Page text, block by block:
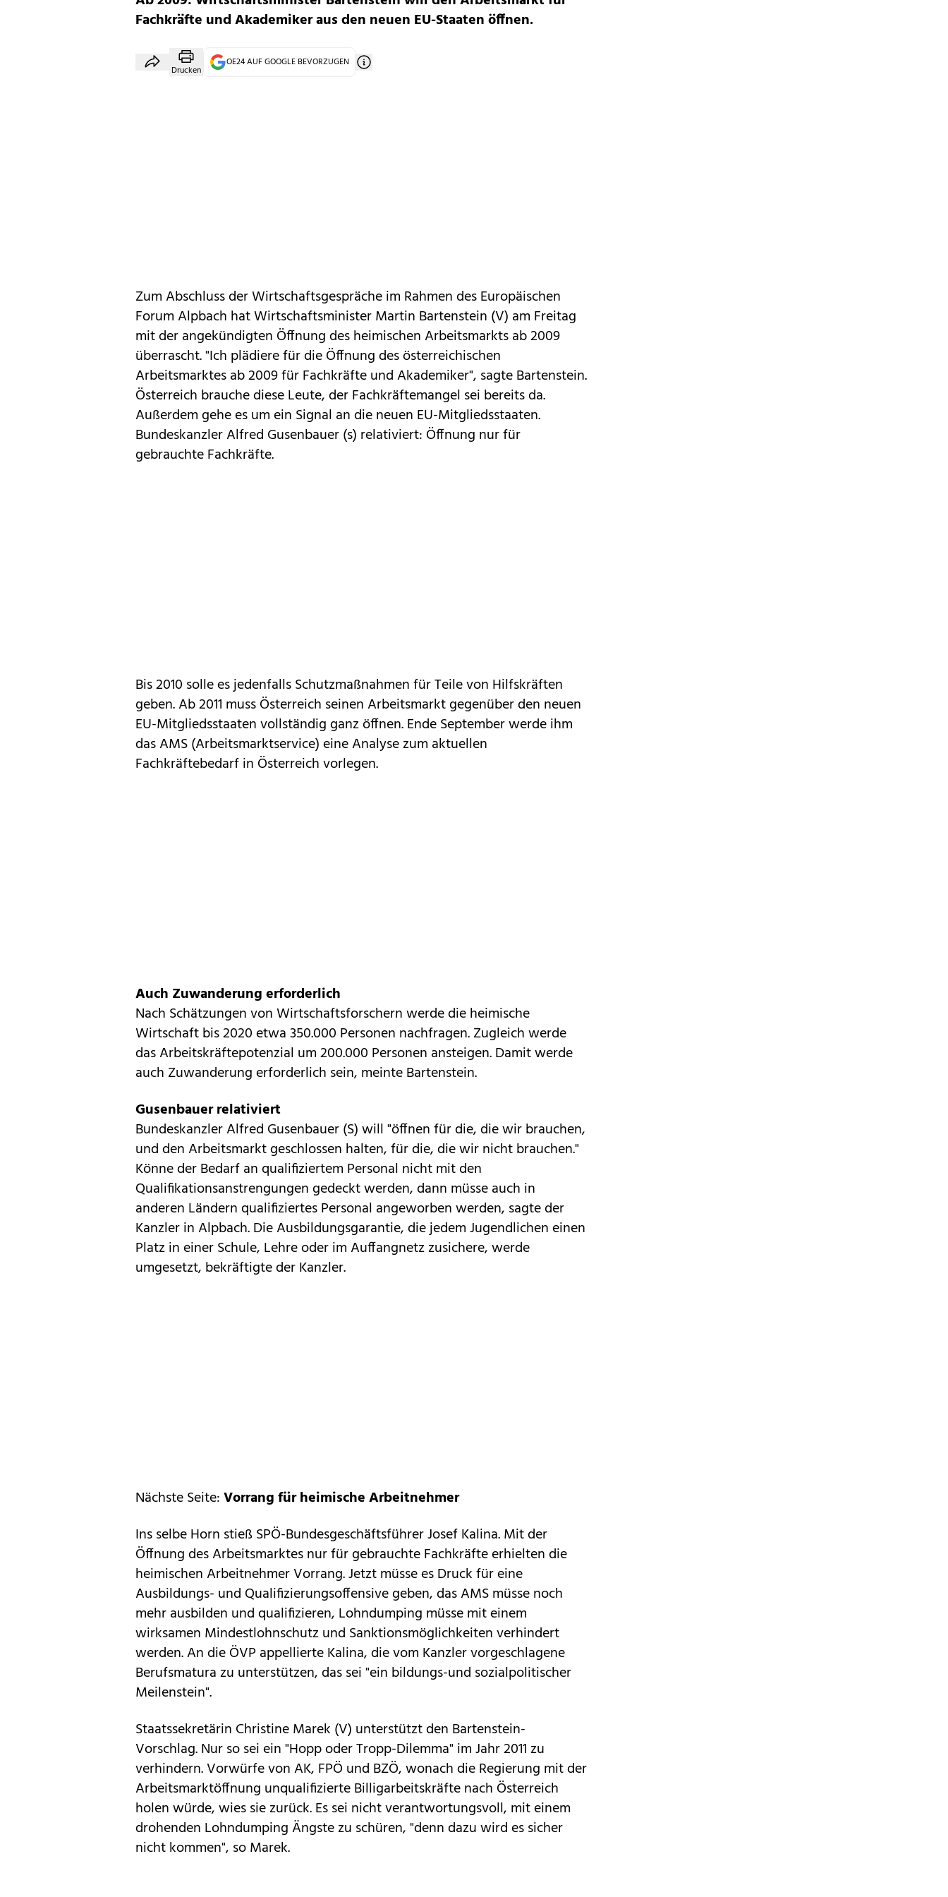
Fachkräfte und Akademiker aus den neuen EU-Staaten öffnen.
Drucken
OE24 AUF GOOGLE BEVORZUGEN
Zum Abschluss der Wirtschaftsgespräche im Rahmen des Europäischen
Forum Alpbach hat Wirtschaftsminister Martin Bartenstein (V) am Freitag
mit der angekündigten Öffnung des heimischen Arbeitsmarkts ab 2009
überrascht. "Ich plädiere für die Öffnung des österreichischen
Arbeitsmarktes ab 2009 für Fachkräfte und Akademiker", sagte Bartenstein.
Österreich brauche diese Leute, der Fachkräftemangel sei bereits da.
Außerdem gehe es um ein Signal an die neuen EU-Mitgliedsstaaten.
Bundeskanzler Alfred Gusenbauer (s) relativiert: Öffnung nur für
gebrauchte Fachkräfte.
Bis 2010 solle es jedenfalls Schutzmaßnahmen für Teile von Hilfskräften
geben. Ab 2011 muss Österreich seinen Arbeitsmarkt gegenüber den neuen
EU-Mitgliedsstaaten vollständig ganz öffnen. Ende September werde ihm
das AMS (Arbeitsmarktservice) eine Analyse zum aktuellen
Fachkräftebedarf in Österreich vorlegen.
Auch Zuwanderung erforderlich
Nach Schätzungen von Wirtschaftsforschern werde die heimische
Wirtschaft bis 2020 etwa 350.000 Personen nachfragen. Zugleich werde
das Arbeitskräftepotenzial um 200.000 Personen ansteigen. Damit werde
auch Zuwanderung erforderlich sein, meinte Bartenstein.
Gusenbauer relativiert
Bundeskanzler Alfred Gusenbauer (S) will "öffnen für die, die wir brauchen,
und den Arbeitsmarkt geschlossen halten, für die, die wir nicht brauchen."
Könne der Bedarf an qualifiziertem Personal nicht mit den
Qualifikationsanstrengungen gedeckt werden, dann müsse auch in
anderen Ländern qualifiziertes Personal angeworben werden, sagte der
Kanzler in Alpbach. Die Ausbildungsgarantie, die jedem Jugendlichen einen
Platz in einer Schule, Lehre oder im Auffangnetz zusichere, werde
umgesetzt, bekräftigte der Kanzler.
Nächste Seite:Vorrang für heimische Arbeitnehmer
Ins selbe Horn stieß SPÖ-Bundesgeschäftsführer Josef Kalina. Mit der
Öffnung des Arbeitsmarktes nur für gebrauchte Fachkräfte erhielten die
heimischen Arbeitnehmer Vorrang. Jetzt müsse es Druck für eine
Ausbildungs- und Qualifizierungsoffensive geben, das AMS müsse noch
mehr ausbilden und qualifizieren, Lohndumping müsse mit einem
wirksamen Mindestlohnschutz und Sanktionsmöglichkeiten verhindert
werden. An die ÖVP appellierte Kalina, die vom Kanzler vorgeschlagene
Berufsmatura zu unterstützen, das sei "ein bildungs-und sozialpolitischer
Meilenstein".
Staatssekretärin Christine Marek (V) unterstützt den Bartenstein-
Vorschlag. Nur so sei ein "Hopp oder Tropp-Dilemma" im Jahr 2011 zu
verhindern. Vorwürfe von AK, FPÖ und BZÖ, wonach die Regierung mit der
Arbeitsmarktöffnung unqualifizierte Billigarbeitskräfte nach Österreich
holen würde, wies sie zurück. Es sei nicht verantwortungsvoll, mit einem
drohenden Lohndumping Ängste zu schüren, "denn dazu wird es sicher
nicht kommen", so Marek.